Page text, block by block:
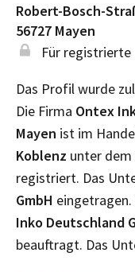
Robert-Bosch-
56727 Mayen
Für registrierte
Das Profil wurde
Die Firma Ontex
Mayen ist im
Koblenz unter dem
registriert. Das
GmbH
Inko Deutschland
beauftragt. Das